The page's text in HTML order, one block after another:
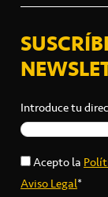
Introduce tu
Acepto la
Aviso Legal*